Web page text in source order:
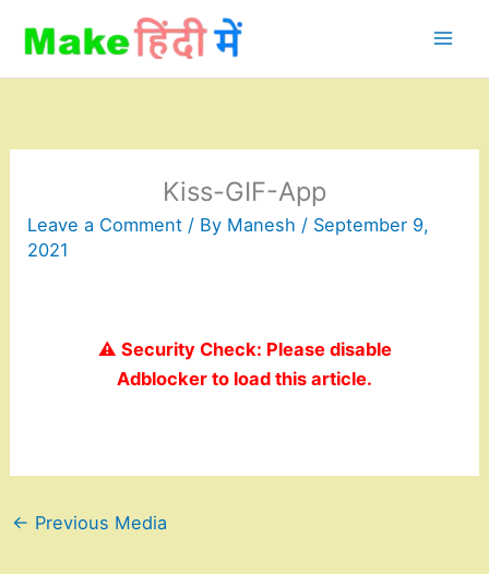
content
Kiss-GIF-App
Leave a Comment / By Manesh / September 9,
2021
⚠️ Security Check: Please disable
Adblocker to load this article.
← Previous Media